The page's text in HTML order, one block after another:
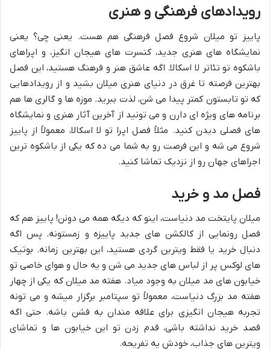
رویدادهای فرهنگی و هنری
پاییز تو میلان شروع فصل فرهنگی هم هست. یعنی چی؟ یعنی
نمایشگاه های هنری جدید، کنسرت های هیجان انگیز، و اپراهای
باشکوه تو تئاتر لا اسکالا. اگه عاشق هنر و فرهنگ هستید، این فصل
بهترین فرصته تا غرق در دنیای هنری میلان بشید و از رویدادهایی
که تو تابستون کمتر پیدا می شن، لذت ببرید. موزه ها و گالری ها هم
برنامه های ویژه ای دارن و می تونید از آخرین آثار هنری و نمایشگاه
های فصلی دیدن کنید. مثلاً فصل اپرا تو لا اسکالا، معمولاً از پاییز
شروع می شه و این فرصت رو به شما می ده که یکی از باشکوه ترین
اجراهای جهان رو از نزدیک تماشا کنید.
فصل مد و خرید
میلان پایتخت مد دنیاست، اینو که دیگه همه می دونن! پاییز هم که
فصل رونمایی از کالکشن های جدید پاییزه و زمستونه. پس اگه
دنبال خرید یا فقط ویترین گردی هستید، این بهترین زمانه. بوتیک
های لوکس پر از لباس های جدید می شن و یه حال و هوای خاصی تو
خیابون های مد میلان به وجود میاد. هفته مد میلان که یکی از چهار
هفته مد بزرگ دنیاست، معمولاً تو سپتامبر برگزار میشه و می تونه
تجربه هیجان انگیزی برای علاقه مندان به فشن باشه. حتی اگه
قصد خرید نداشته باشی، قدم زدن تو این خیابون ها و تماشای
ویترین های جذاب، خودش یه تفریحه.